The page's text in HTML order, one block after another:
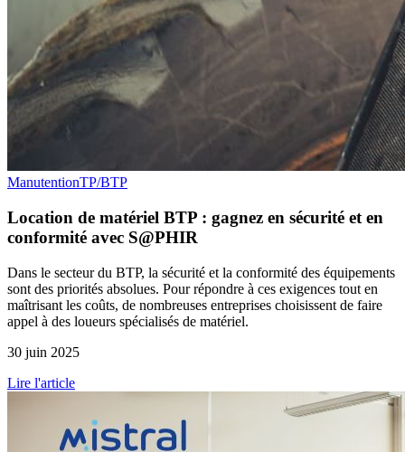
ManutentionTP/BTP
Location de matériel BTP : gagnez en sécurité et en
conformité avec S@PHIR
Dans le secteur du BTP, la sécurité et la conformité des équipements
sont des priorités absolues. Pour répondre à ces exigences tout en
maîtrisant les coûts, de nombreuses entreprises choisissent de faire
appel à des loueurs spécialisés de matériel.
30 juin 2025
Lire l'article